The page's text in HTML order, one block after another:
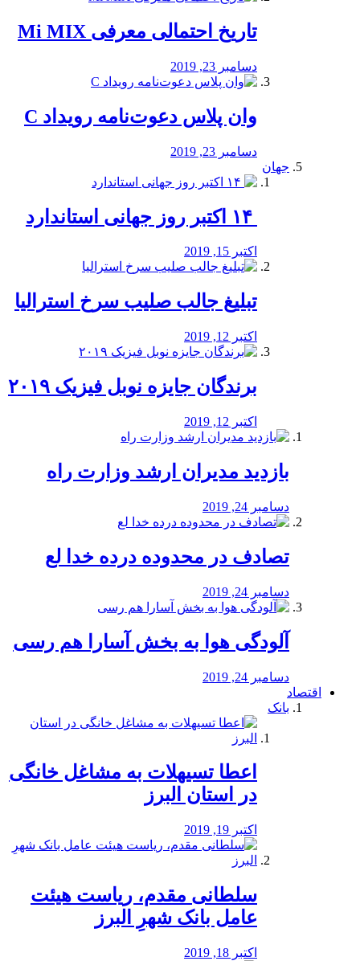
تاریخ احتمالی معرفی Mi MIX
دسامبر 23, 2019
وان پلاس دعوت‌نامه رویداد C
دسامبر 23, 2019
جهان
اکتبر 15, 2019
تبلیغ جالب صلیب سرخ استرالیا
اکتبر 12, 2019
برندگان جایزه نوبل فیزیک ۲۰۱۹
اکتبر 12, 2019
بازدید مدیران ارشد وزارت راه
دسامبر 24, 2019
تصادف در محدوده درده خدا لع
دسامبر 24, 2019
آلودگی هوا به بخش آسارا هم رسی
دسامبر 24, 2019
اقتصاد
بانک
️اعطا تسیهلات به مشاغل خانگی
در استان البرز
اکتبر 19, 2019
سلطانی مقدم، ریاست هیئت
عامل بانک شهرِ البرز
اکتبر 18, 2019